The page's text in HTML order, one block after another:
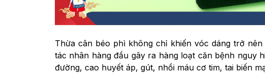
Thừa cân béo phì không chỉ khiến vóc dáng trở
tác nhân hàng đầu gây ra hàng loạt căn bệnh nguy
đường, cao huyết áp, gút, nhồi máu cơ tim, tai biến